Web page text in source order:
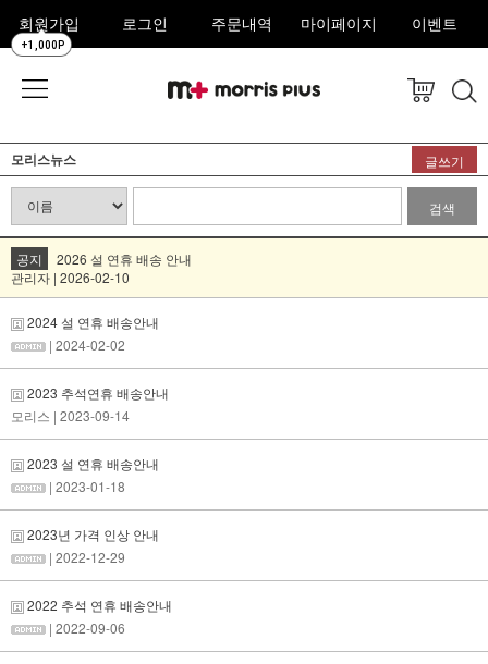
회원가입
+1,000P
로그인 주문내역 마이페이지 이벤트
모리스뉴스 글쓰기
검색
공지
2026 설 연휴 배송 안내
관리자 | 2026-02-10
2024 설 연휴 배송안내
| 2024-02-02
2023 추석연휴 배송안내
모리스 | 2023-09-14
2023 설 연휴 배송안내
| 2023-01-18
2023년 가격 인상 안내
| 2022-12-29
2022 추석 연휴 배송안내
| 2022-09-06